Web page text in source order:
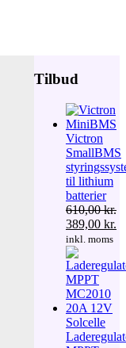
Tilbud
Victron
SmallBMS
til lithium
batterier
610,00kr.
Den
oprindelige
pris
var:
610,00 kr..
389,00 kr.
inkl. moms
Solcelle